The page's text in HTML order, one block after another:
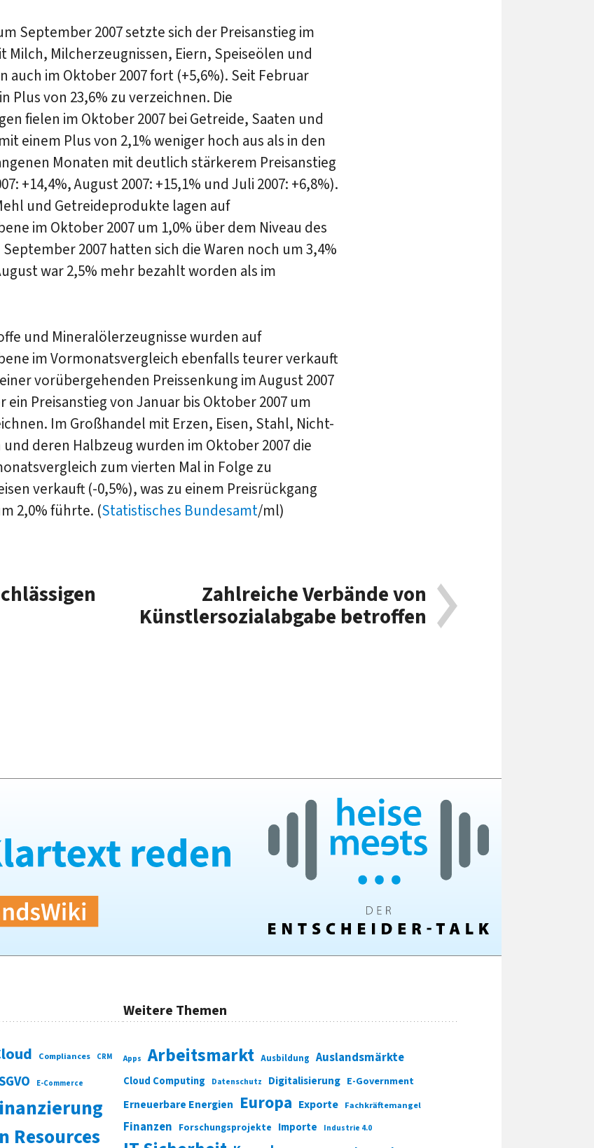
September 2007 setzte sich der Preisanstieg im
Milch, Milcherzeugnissen, Eiern, Speiseölen und
auch im Oktober 2007 fort (+5,6%). Seit Februar
Plus von 23,6% zu verzeichnen. Die
fielen im Oktober 2007 bei Getreide, Saaten und
einem Plus von 2,1% weniger hoch aus als in den
Monaten mit deutlich stärkerem Preisanstieg
+14,4%, August 2007: +15,1% und Juli 2007: +6,8%).
und Ge­treideprodukte lagen auf
im Oktober 2007 um 1,0% über dem Niveau des
2007 hatten sich die Waren noch um 3,4%
war 2,5% mehr bezahlt worden als im
und Mineralölerzeugnisse wurden auf
im Vormonatsvergleich ebenfalls teurer verkauft
vorübergehenden Preissenkung im August 2007
ein Preisanstieg von Januar bis Oktober 2007 um
Im Großhandel mit Erzen, Eisen, Stahl, Nicht-
deren Halbzeug wurden im Oktober 2007 die
zum vierten Mal in Folge zu
verkauft (-0,5%), was zu einem Preisrückgang
2,0% führte. (Statistisches Bundesamt/ml)
Zahlreiche Verbände von
Künstlersozialabgabe betroffen
Compliances CRM
E-Commerce
Resources
Weitere Themen
Apps Arbeitsmarkt Ausbildung Auslandsmärkte
Cloud Computing Datenschutz Digitalisierung E-Government
Erneuerbare Energien Europa Exporte Fachkräftemangel
Finanzen Forschungsprojekte Importe Industrie 4.0